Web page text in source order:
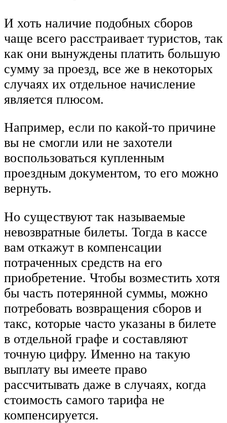
И хоть наличие подобных сборов
чаще всего расстраивает туристов, так
как они вынуждены платить большую
сумму за проезд, все же в некоторых
случаях их отдельное начисление
является плюсом.
Например, если по какой-то причине
вы не смогли или не захотели
воспользоваться купленным
проездным документом, то его можно
вернуть.
Но существуют так называемые
невозвратные билеты. Тогда в кассе
вам откажут в компенсации
потраченных средств на его
приобретение. Чтобы возместить хотя
бы часть потерянной суммы, можно
потребовать возвращения сборов и
такс, которые часто указаны в билете
в отдельной графе и составляют
точную цифру. Именно на такую
выплату вы имеете право
рассчитывать даже в случаях, когда
стоимость самого тарифа не
компенсируется.